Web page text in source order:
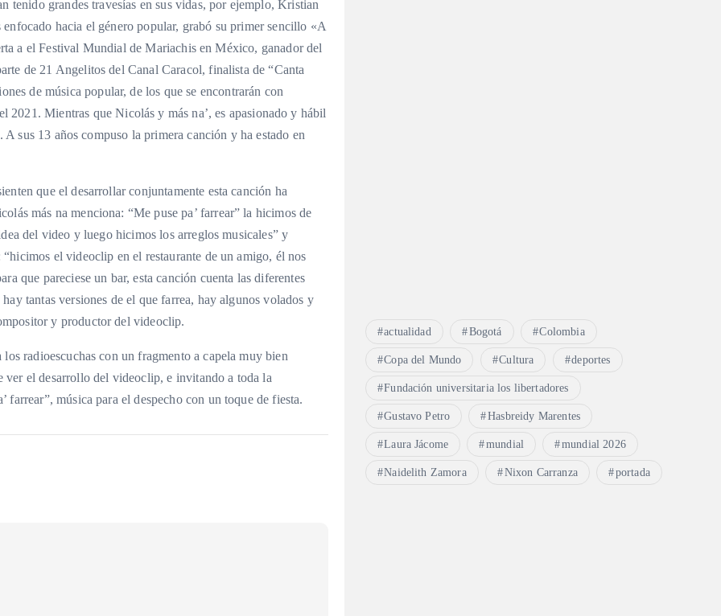
tenido grandes travesías en sus vidas, por ejemplo, Kristian
hacia el género popular, grabó su primer sencillo «A
a el Festival Mundial de Mariachis en México, ganador del
de 21 Angelitos del Canal Caracol, finalista de “Canta
de música popular, de los que se encontrarán con
Mientras que Nicolás y más na’, es apasionado y hábil
sus 13 años compuso la primera canción y ha estado en
que el desarrollar conjuntamente esta canción ha
más na menciona: “Me puse pa’ farrear” la hicimos de
del video y luego hicimos los arreglos musicales” y
el videoclip en el restaurante de un amigo, él nos
que pareciese un bar, esta canción cuenta las diferentes
tantas versiones de el que farrea, hay algunos volados y
y productor del videoclip.
radioescuchas con un fragmento a capela muy bien
ver el desarrollo del videoclip, e invitando a toda la
farrear”, música para el despecho con un toque de fiesta.
actualidad Bogotá Colombia
Copa del Mundo Cultura deportes
Fundación universitaria los libertadores
Gustavo Petro Hasbreidy Marentes
Laura Jácome mundial mundial 2026
Naidelith Zamora Nixon Carranza portada